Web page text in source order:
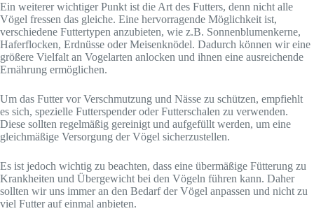
Ein weiterer wichtiger Punkt ist die Art des Futters, denn nicht alle
Vögel fressen das gleiche. Eine hervorragende Möglichkeit ist,
verschiedene Futtertypen anzubieten, wie z.B. Sonnenblumenkerne,
Haferflocken, Erdnüsse oder Meisenknödel. Dadurch können wir eine
größere Vielfalt an Vogelarten anlocken und ihnen eine ausreichende
Ernährung ermöglichen.
Um das Futter vor Verschmutzung und Nässe zu schützen, empfiehlt
es sich, spezielle Futterspender oder Futterschalen zu verwenden.
Diese sollten regelmäßig gereinigt und aufgefüllt werden, um eine
gleichmäßige Versorgung der Vögel sicherzustellen.
Es ist jedoch wichtig zu beachten, dass eine übermäßige Fütterung zu
Krankheiten und Übergewicht bei den Vögeln führen kann. Daher
sollten wir uns immer an den Bedarf der Vögel anpassen und nicht zu
viel Futter auf einmal anbieten.